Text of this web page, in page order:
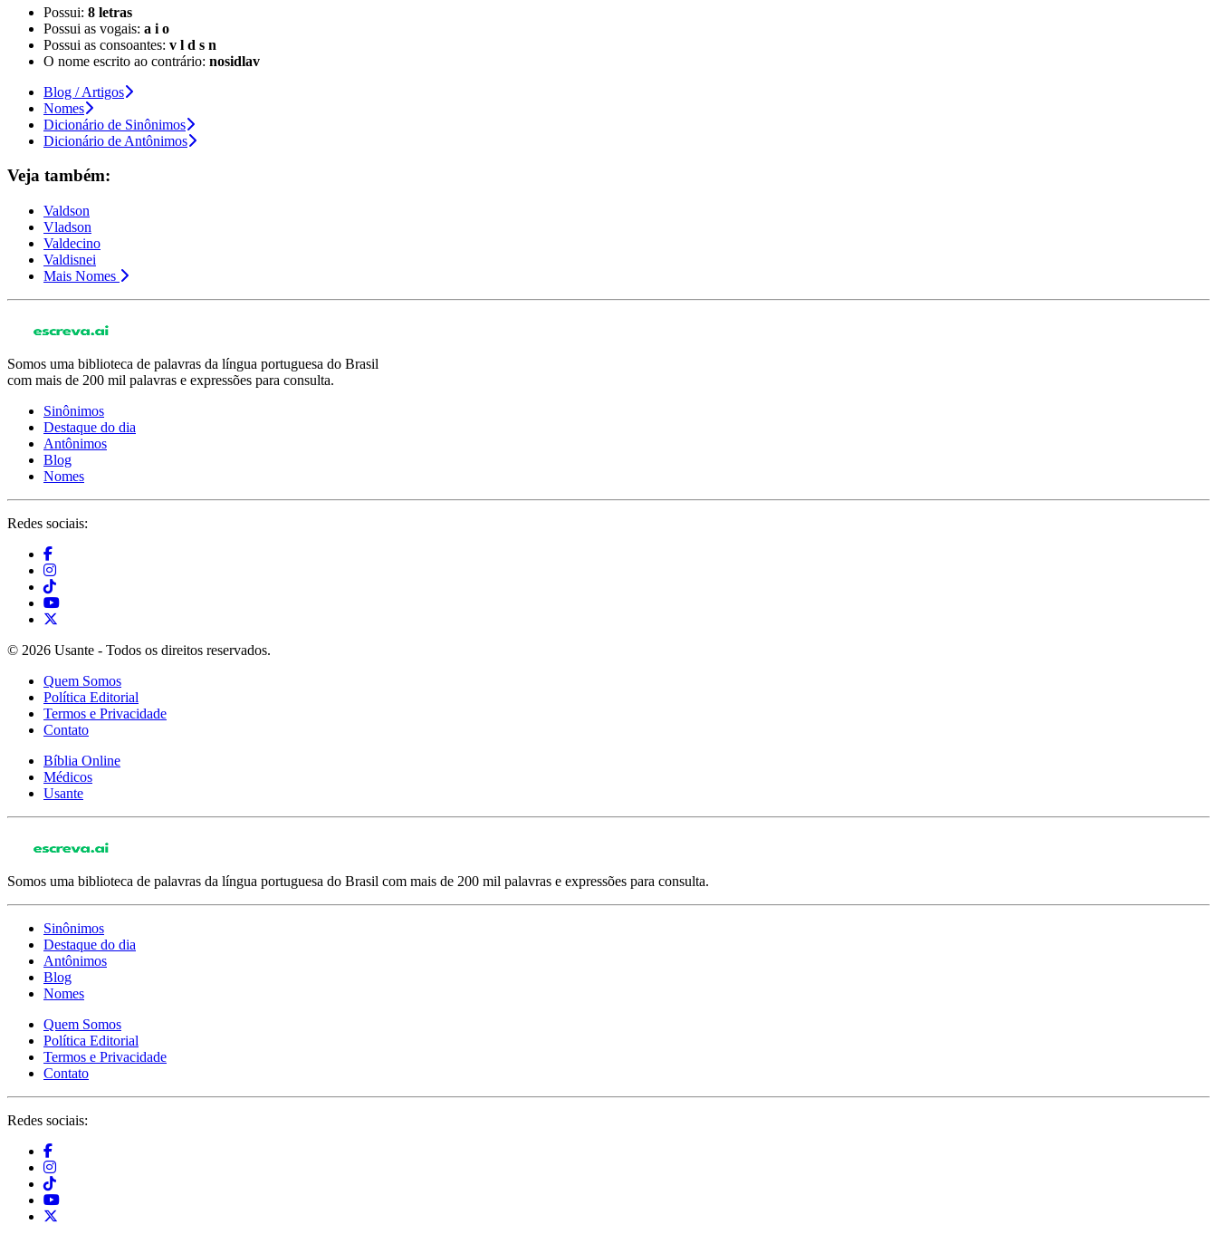
Possui: 8 letras
Possui as vogais: a i o
Possui as consoantes: v l d s n
O nome escrito ao contrário: nosidlav
Blog / Artigos
Nomes
Dicionário de Sinônimos
Dicionário de Antônimos
Veja também:
Valdson
Vladson
Valdecino
Valdisnei
Mais Nomes
Somos uma biblioteca de palavras da língua portuguesa do Brasil
com mais de 200 mil palavras e expressões para consulta.
Sinônimos
Destaque do dia
Antônimos
Blog
Nomes
Redes sociais:
© 2026 Usante - Todos os direitos reservados.
Quem Somos
Política Editorial
Termos e Privacidade
Contato
Bíblia Online
Médicos
Usante
Somos uma biblioteca de palavras da língua portuguesa do Brasil com mais de 200 mil palavras e expressões para consulta.
Sinônimos
Destaque do dia
Antônimos
Blog
Nomes
Quem Somos
Política Editorial
Termos e Privacidade
Contato
Redes sociais: